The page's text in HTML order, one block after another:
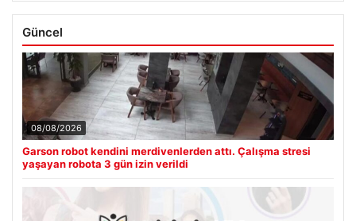
Güncel
08/08/2026
Garson robot kendini merdivenlerden attı. Çalışma stresi
yaşayan robota 3 gün izin verildi